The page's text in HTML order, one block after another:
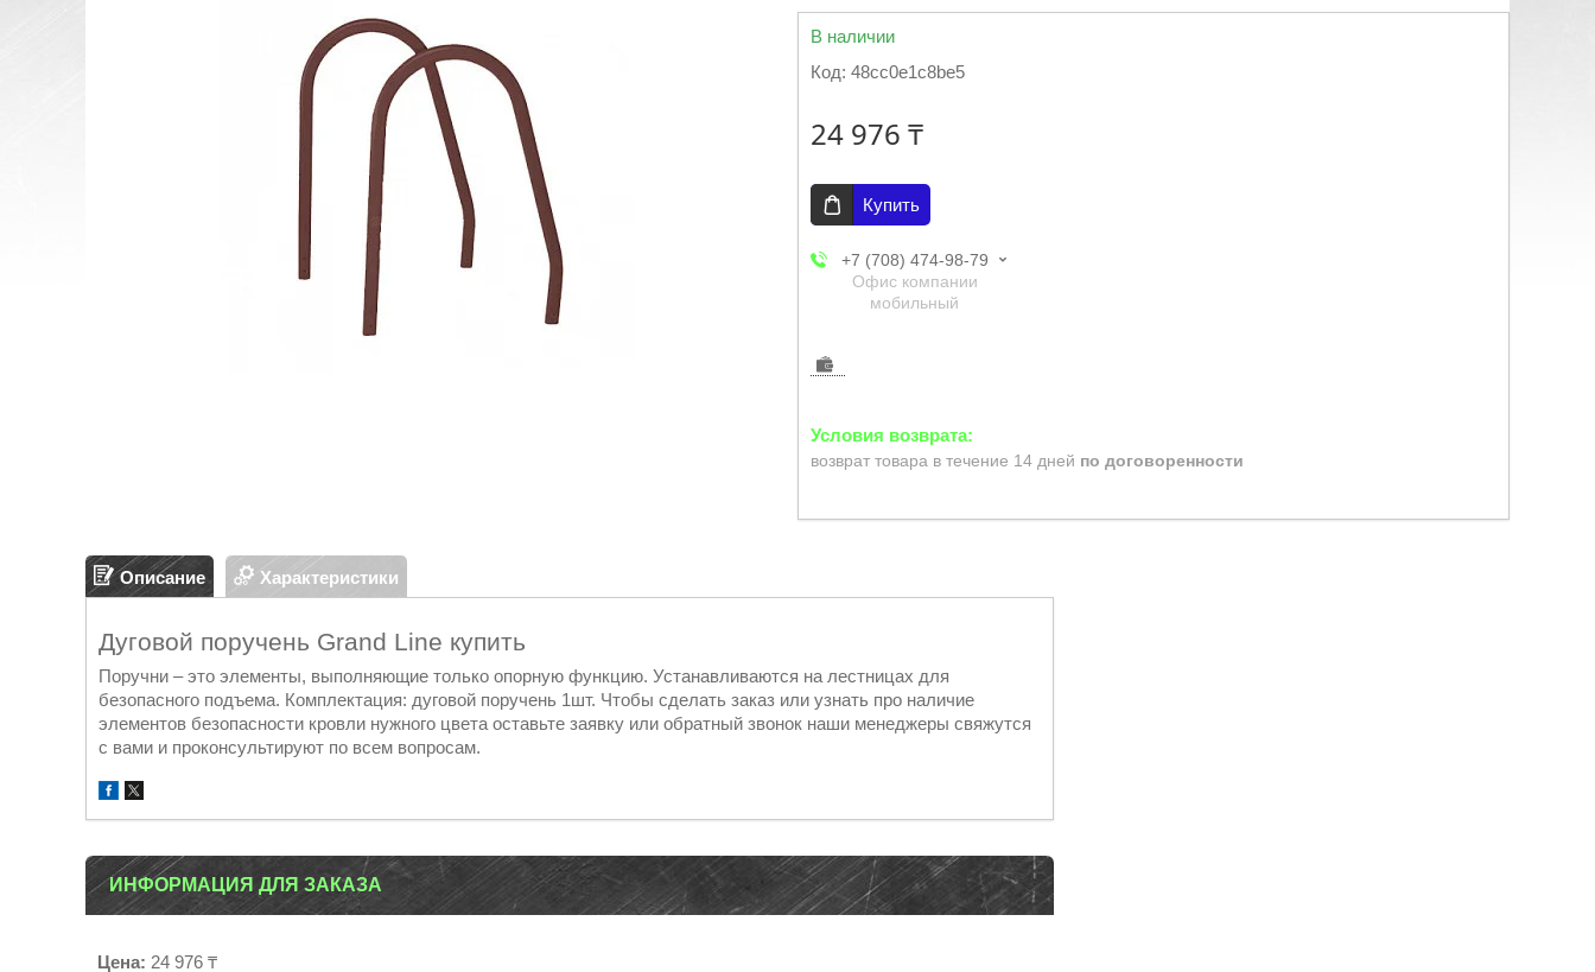
В наличии
Код: 48cc0e1c8be5
24 976 ₸
Купить
+7 (708) 474-98-79
Офис компании
мобильный
возврат товара в течение 14 дней по договоренности
Описание Характеристики
Дуговой поручень Grand Line купить
Поручни – это элементы, выполняющие только опорную функцию. Устанавливаются на лестницах для
безопасного подъема. Комплектация: дуговой поручень 1шт. Чтобы сделать заказ или узнать про наличие
элементов безопасности кровли нужного цвета оставьте заявку или обратный звонок наши менеджеры свяжутся
с вами и проконсультируют по всем вопросам.
ИНФОРМАЦИЯ ДЛЯ ЗАКАЗА
Цена: 24 976 ₸